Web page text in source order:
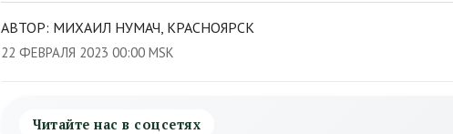
АВТОР: МИХАИЛ НУМАЧ, КРАСНОЯРСК
22 ФЕВРАЛЯ 2023 00:00 MSK
Читайте нас в соцсетях